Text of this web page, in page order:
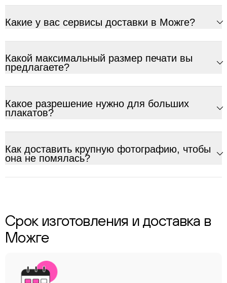
Какие у вас сервисы доставки в Можге?
Какой максимальный размер печати вы
предлагаете?
Какое разрешение нужно для больших
плакатов?
Как доставить крупную фотографию, чтобы
она не помялась?
Срок изготовления и доставка в
Можге